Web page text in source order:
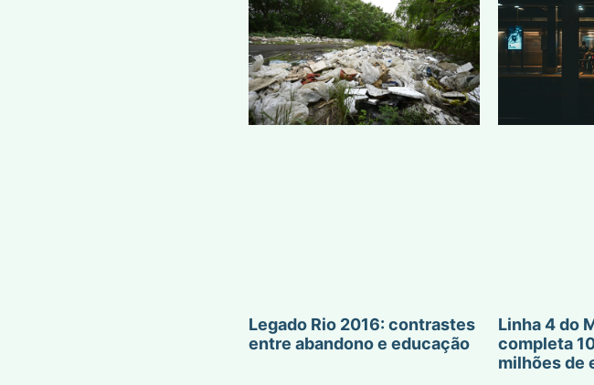
Legado Rio 2016: contrastes
entre abandono e educação
Linha 4 do
completa
milhões de